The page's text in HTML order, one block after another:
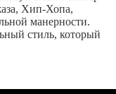
Хип-Хопа,
манерности.
стиль, который